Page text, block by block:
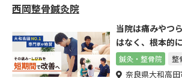
西岡整骨鍼灸院
当院は痛みやつ
はなく、根本的
的にしています
鍼灸・整骨院 整
奈良県大和高